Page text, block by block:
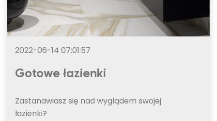
2022-06-14 07:01:57
Gotowe łazienki
Zastanawiasz się nad wyglądem swojej
łazienki?